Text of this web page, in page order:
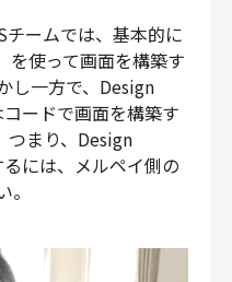
ームでは、基本的に
使って画面を構築す
し一方で、Design
ードで画面を構築す
つまり、Design
には、メルペイ側の